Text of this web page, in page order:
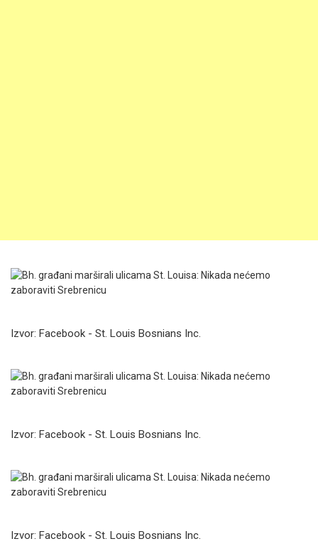
Izvor: Facebook - St. Louis Bosnians Inc.
Izvor: Facebook - St. Louis Bosnians Inc.
Izvor: Facebook - St. Louis Bosnians Inc.